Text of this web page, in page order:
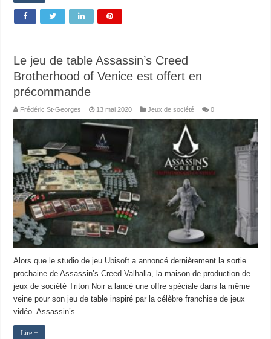
Le jeu de table Assassin’s Creed
Brotherhood of Venice est offert en
précommande
Frédéric St-Georges 13 mai 2020 Jeux de société 0
Alors que le studio de jeu Ubisoft a annoncé dernièrement la sortie
prochaine de Assassin’s Creed Valhalla, la maison de production de
jeux de société Triton Noir a lancé une offre spéciale dans la même
veine pour son jeu de table inspiré par la célèbre franchise de jeux
vidéo. Assassin’s …
Lire +